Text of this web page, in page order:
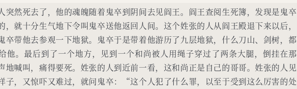
突然死去了，他的魂魄随着鬼卒到阴间去见阎王。阎王查阅生死簿，发现是鬼卒
，就十分生气地下令叫鬼卒送他返回人间。这个姓张的人从阎王殿退下来以后，
卒带他去参观一下地狱。鬼卒于是带着他游历了九层地狱，什么刀山、剑树，都
他。最后到了一个地方，见到一个和尚被人用绳子穿过了两条大腿，倒挂在那
地喊叫，痛得要死。姓张的人到近前一看，这和尚正是自己的哥哥。姓张的人见
子，又惊吓又难过，就问鬼卒：“这个人犯了什么罪，以至于受到这么厉害的处